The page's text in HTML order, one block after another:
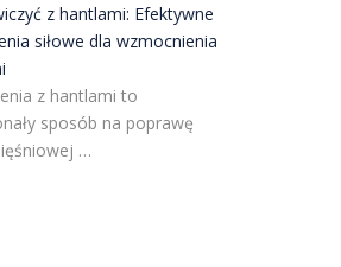
z hantlami: Efektywne
siłowe dla wzmocnienia
z hantlami to
sposób na poprawę
…